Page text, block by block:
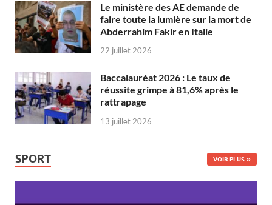
Le ministère des AE demande de
faire toute la lumière sur la mort de
Abderrahim Fakir en Italie
22 juillet 2026
Baccalauréat 2026 : Le taux de
réussite grimpe à 81,6% après le
rattrapage
13 juillet 2026
SPORT VOIR PLUS